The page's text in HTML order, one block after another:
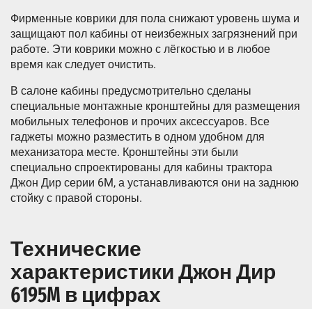
Фирменные коврики для пола снижают уровень шума и
защищают пол кабины от неизбежных загрязнений при
работе. Эти коврики можно с лёгкостью и в любое
время как следует очистить.
В салоне кабины предусмотрительно сделаны
специальные монтажные кронштейны для размещения
мобильных телефонов и прочих аксессуаров. Все
гаджеты можно разместить в одном удобном для
механизатора месте. Кронштейны эти были
специально спроектированы для кабины трактора
Джон Дир серии 6M, а устанавливаются они на заднюю
стойку с правой стороны.
Технические
характеристики Джон Дир
6195M в цифрах